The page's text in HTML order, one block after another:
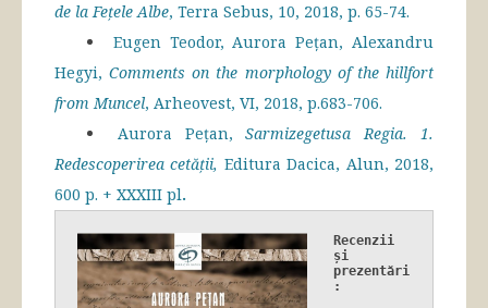
de la Fețele Albe, Terra Sebus, 10, 2018, p. 65-74.
Eugen Teodor, Aurora Pețan, Alexandru
Hegyi,Comments on the morphology of the hillfort
from Muncel, Arheovest, VI, 2018, p.683-706.
Aurora Pețan,Sarmizegetusa Regia. 1.
Redescoperirea cetății, Editura Dacica, Alun, 2018,
600 p. + XXXIII pl.
Recenzii
și
prezentări
: